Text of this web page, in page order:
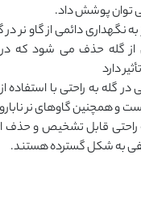
توان پوشش داد.
نگهداری دائمی از گاو نر
از گله حذف می شود که
دارد
گله به راحتی با استفاده
و همچنین گاوهای نر
راحتی قابل تشخیص و حذف
به شکل گسترده هستند.